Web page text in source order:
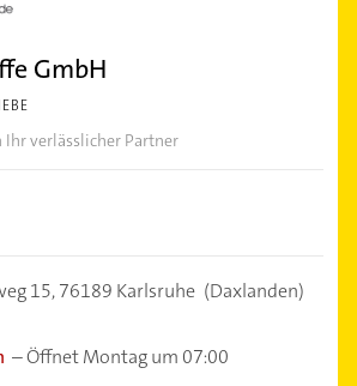
GmbH
Ihr verlässlicher Partner
15,76189 Karlsruhe (Daxlanden)
–Öffnet Montag um 07:00